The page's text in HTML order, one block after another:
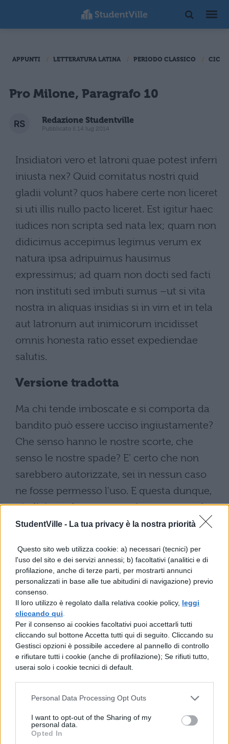
StudentVille - La tua privacy è la nostra priorità
Questo sito web utilizza cookie: a) necessari (tecnici) per
l'uso del sito e dei servizi annessi; b) facoltativi (analitici e di
profilazione, anche di terze parti, per mostrarti annunci
personalizzati in base alle tue abitudini di navigazione) previo
consenso.
Il loro utilizzo è regolato dalla relativa cookie policy, leggi
cliccando qui
Per il consenso ai cookies facoltativi puoi accettarli tutti
cliccando sul bottone Accetta tutti qui di seguito. Cliccando su
Gestisci opzioni è possibile accedere al pannello di controllo
e rifiutare tutti i cookie (anche di profilazione); Se rifiuti tutto,
userai solo i cookie tecnici di default.
Personal Data Processing Opt Outs
I want to opt-out of the Sharing of my
personal data.
Opted In
APPUNTI LETTERATURA LATINA PERIODO CLASSICO
Pro Milone, Paragrafo 10
Redazione Studentville
Pubblicato il 14 lug 2014
Insidiatori vero et latroni quae potest inferri
iniusta nex? Quid comitatus nostri quid
gladii volunt? quos habere certe non liceret
si uti illis nullo pacto liceret. Est igitur haec
iudices non scripta sed nata lex; quam non
didicimus accepimus legimus verum ex
natura ipsa adripuimus hausimus
expressimus; ad quam non docti sed facti
non instituti sed imbuti sumus –ut si vita
nostra in aliquas insidias si in vim et in tela
aut latronum aut inimicorum incidisset
omnis honesta ratio esset expediendae
salutis.
Versione tradotta
Ma chi tende imboscate e si comporta da
bandito può essere ucciso ingiustamente?
Che senso hanno le nostre scorte, che
senso le nostre spade? E' certo che non
sarebbero autorizzate, sei in nessun caso
ne fosse permesso l'uso. E questa dunque,
giudici, una legge non scritta ma naturale,
da noi né imparata né ereditata né letta, ma
una legge alla quale non siamo giunti per
via d'insegnamento ma grazie alla nascita,
non per educazione ma per istinto: cioè
che, se la nostra vita è in pericolo per
qualche tranello o si trova esposta alla
violenza e ai colpi di banditi o di nemici,
ogni mezzo atto a garantire la nostra
incolumità è lecito.